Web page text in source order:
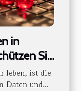
in
Sie
leben, ist die
Daten und...